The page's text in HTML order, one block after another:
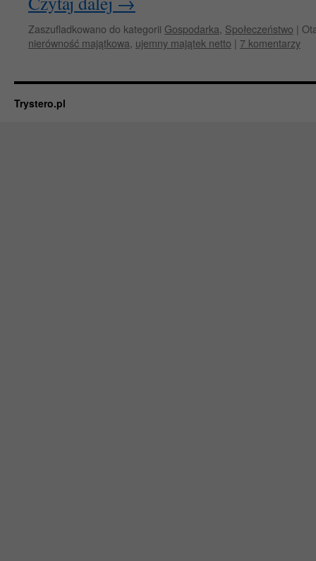
Zaszufladkowano do kategorii Gospodarka Społeczeństwo |
nierówność majątkowa ujemny majątek netto | 7 komentarzy
Trystero.pl